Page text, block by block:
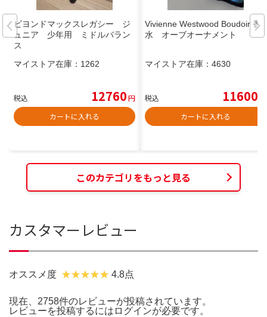
ビヨンドマックスレガシー ジ
ュニア 少年用 ミドルバラン
ス
マイストア在庫： 1262
税込 12760円
カートに入れる
Vivienne Westwood Boudoir 香
水 オーブオーナメント
マイストア在庫： 4630
税込 11600
カートに入れる
このカテゴリをもっと見る
カスタマーレビュー
オススメ度 4.8点
現在、2758件のレビューが投稿されています。
レビューを投稿するには ログインが必要です。